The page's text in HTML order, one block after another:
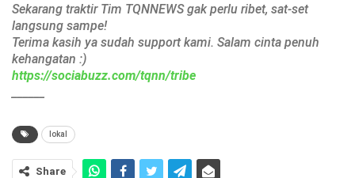
Sekarang traktir Tim TQNNEWS gak perlu ribet, sat-set
langsung sampe!
Terima kasih ya sudah support kami. Salam cinta penuh
kehangatan :)
https://sociabuzz.com/tqnn/tribe
lokal
Share